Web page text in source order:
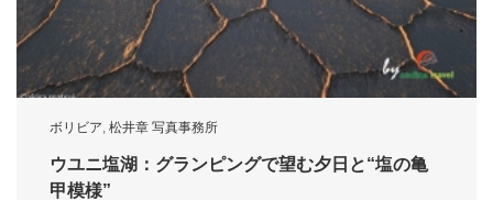
ボリビア, 松井章 写真事務所
ウユニ塩湖：グランピングで望む夕日と“塩の亀
甲模様”